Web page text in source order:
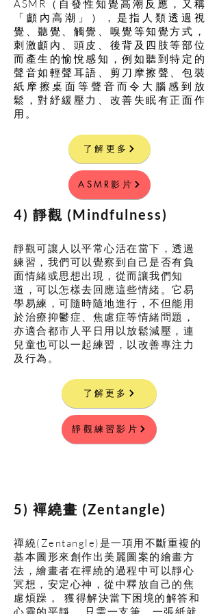
ASMR（自發性知覺高潮反應，又稱
「顱內高潮」），是指人類透過視
覺、聽覺、觸覺、嗅覺等知覺方式，
刺激顱內、頭皮、後背及四肢等部位
而產生的愉悅感知，例如聽到特定的
聲音如輕聲耳語、剪刀摩擦聲、包裝
紙摩擦桌面等聲音而令大腦感到放
鬆，對紓緩壓力、改善失眠有正面作
用。
了解更多
ASMR影片
​4) 靜觀 (Mindfulness)
靜觀可讓人以平常心活在當下，透過
練習，我們可以覺察到自己是否有負
面情緒或思想出現，從而讓我們知
道，可以怎樣去回應這些情緒。它易
學易練，可隨時隨地進行，不但能用
於治療抑鬱症、焦慮症等情緒問題，
亦適合都市人平日用以放鬆減壓，連
兒童也可以一起練習，以改善專注力
及行為。
了解更多
靜觀練習影片
​5) 襌繞畫 (Zentangle)
禪繞(Zentangle)是一項用不斷重複的
基本圖形來創作出美麗圖案的繪畫方
法，繪畫者在禪繞的過程中可以靜心
冥想，安定心神，從中釋放自己的焦
慮煩躁， 獲得解決當下困境的解答和
心靈的平靜。 只需一支筆、一張紙就